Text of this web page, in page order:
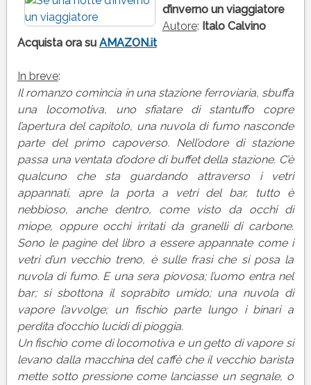
NOTTE
D’INVERNO
Italo
Calvino
d’inverno un viaggiatore
Autore: Italo Calvino
Acquista ora su AMAZON.it
In breve:
Il romanzo comincia in una stazione ferroviaria, sbuffa
una locomotiva, uno sfiatare di stantuffo copre
l’apertura del capitolo, una nuvola di fumo nasconde
parte del primo capoverso. Nell’odore di stazione
passa una ventata d’odore di buffet della stazione. C’è
qualcuno che sta guardando attraverso i vetri
appannati, apre la porta a vetri del bar, tutto è
nebbioso, anche dentro, come visto da occhi dì
miope, oppure occhi irritati da granelli di carbone.
Sono le pagine del libro a essere appannate come i
vetri d’un vecchio treno, è sulle frasi che si posa la
nuvola di fumo. E una sera piovosa; l’uomo entra nel
bar; si sbottona il soprabito umido; una nuvola di
vapore l’avvolge; un fischio parte lungo i binari a
perdita d’occhio lucidi di pioggia.
Un fischio come di locomotiva e un getto di vapore si
levano dalla macchina del caffè che il vecchio barista
mette sotto pressione come lanciasse un segnale, o